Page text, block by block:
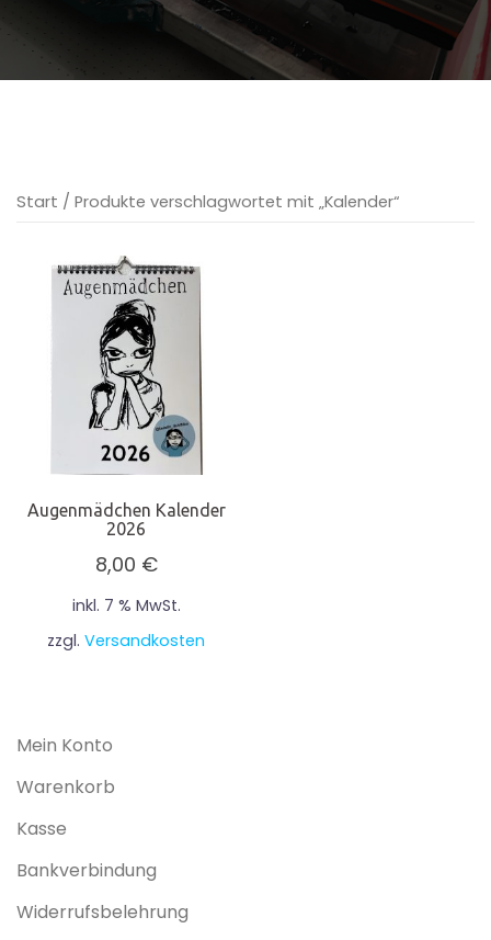
Start / Produkte verschlagwortet mit „Kalender“
Augenmädchen Kalender
2026
8,00 €
inkl. 7 % MwSt.
zzgl.Versandkosten
Mein Konto
Warenkorb
Kasse
Bankverbindung
Widerrufsbelehrung